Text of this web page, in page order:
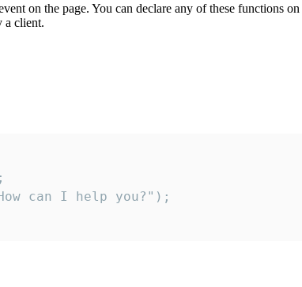
on the page. You can declare any of these functions
a client.
can I help you?");